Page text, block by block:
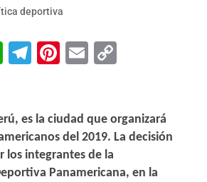
deportiva
WhatsApp
Telegram
Pinterest
EmailCopy
es la ciudad que organizará
del 2019. La decisión
los integrantes de la
Panamericana, en la